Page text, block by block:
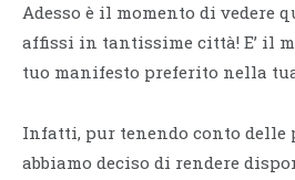
Adesso è il momento di vedere
affissi in tantissime città! E’ il
tuo manifesto preferito nella
Infatti, pur tenendo conto delle
abbiamo deciso di rendere